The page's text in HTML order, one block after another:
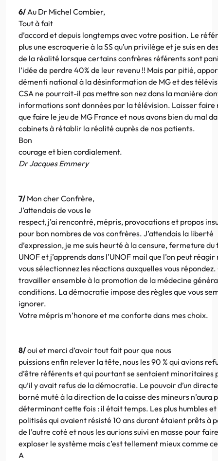
6/ Au Dr Michel Combier,
Tout à fait
d’accord et depuis longtemps avec votre position. Le
plus une escroquerie à la SS qu’un privilège et je suis en
de la réalité lorsque certains confrères référents sont
l’idée de perdre 40% de leur revenu !! Mais par pitié,
démenti national à la désinformation de MG et des
CSA ne pourrait-il pas mettre son nez dans la manière
informations sont données par la télévision. Laisser faire
que faire le jeu de MG France et nous avons bien du mal
cabinets à rétablir la réalité auprès de nos patients.
Bon
courage et bien cordialement.
Dr Jacques Emmery
7/ Mon cher Confrère,
J’attendais de vous le
respect, j’ai rencontré, mépris, provocations et propos
pour bon nombres de vos confrères. J’attendais la liberté
d’expression, je me suis heurté à la censure, fermeture du
UNOF et j’apprends dans l’UNOF mail que l’on peut réagir
vous sélectionnez les réactions auxquelles vous
travailler ensemble à la promotion de la médecine
conditions. La démocratie impose des règles que vous
ignorer.
Votre mépris m’honore et me conforte dans mes choix.
8/oui et merci d’avoir tout fait pour que nous
puissions enfin relever la tête, nous les 90 % qui avions
d’être référents et qui pourtant se sentaient minoritaires
qu’il y avait refus de la démocratie. Le pouvoir d’un
borné muté à la direction de la caisse des mineurs n’aura
déterminant cette fois : il était temps. Les plus humbles
politisés qui avaient résisté 10 ans durant étaient prêts à
de l’autre coté et nous les aurions suivi en masse pour faire
exploser le système mais c’est tellement mieux comme
A